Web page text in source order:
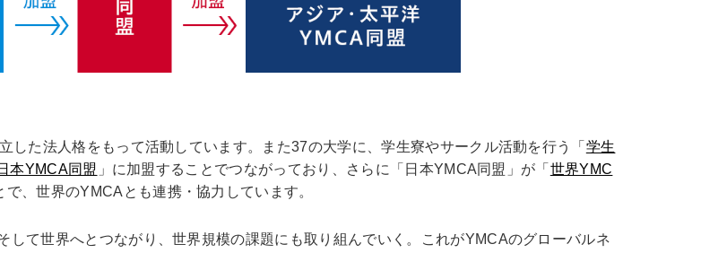
した法人格をもって活動しています。また37の大学に、学生寮やサークル活動を行う「 学生
本YMCA同盟 」に加盟することでつながっており、さらに「日本YMCA同盟」が「 世界YMC
で、世界のYMCAとも連携・協力しています。
て世界へとつながり、世界規模の課題にも取り組んでいく。これがYMCAのグローバルネ